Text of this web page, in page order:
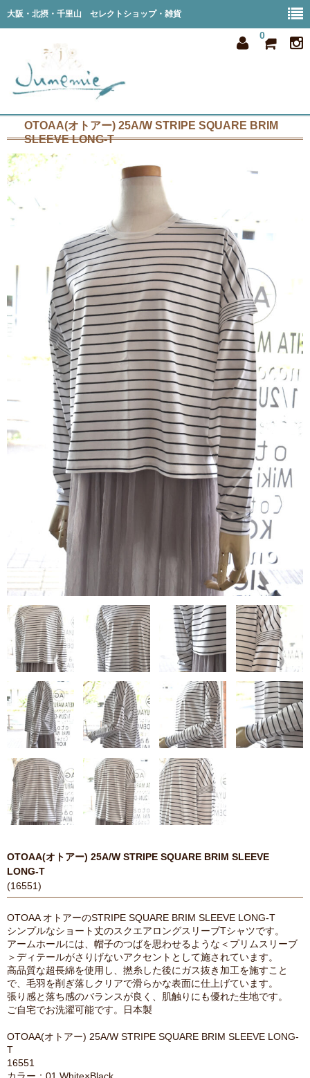
大阪・北摂・千里山 セレクトショップ・雑貨
0
home
all item
shop info
OTOAA(オトアー) 25A/W STRIPE SQUARE BRIM
SLEEVE LONG-T
OTOAA(オトアー) 25A/W STRIPE SQUARE BRIM SLEEVE
LONG-T
(16551)
OTOAA オトアーのSTRIPE SQUARE BRIM SLEEVE LONG-T
シンプルなショート丈のスクエアロングスリーブTシャツです。
アームホールには、帽子のつばを思わせるような＜プリムスリーブ
＞ディテールがさりげないアクセントとして施されています。
高品質な超長綿を使用し、撚糸した後にガス抜き加工を施すこと
で、毛羽を削ぎ落しクリアで滑らかな表面に仕上げています。
張り感と落ち感のバランスが良く、肌触りにも優れた生地です。
ご自宅でお洗濯可能です。日本製
OTOAA(オトアー) 25A/W STRIPE SQUARE BRIM SLEEVE LONG-
T
16551